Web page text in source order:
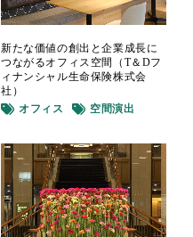
新たな価値の創出と企業成長に
つながるオフィス空間（T＆Dフ
ィナンシャル生命保険株式会
社）
オフィス
空間演出